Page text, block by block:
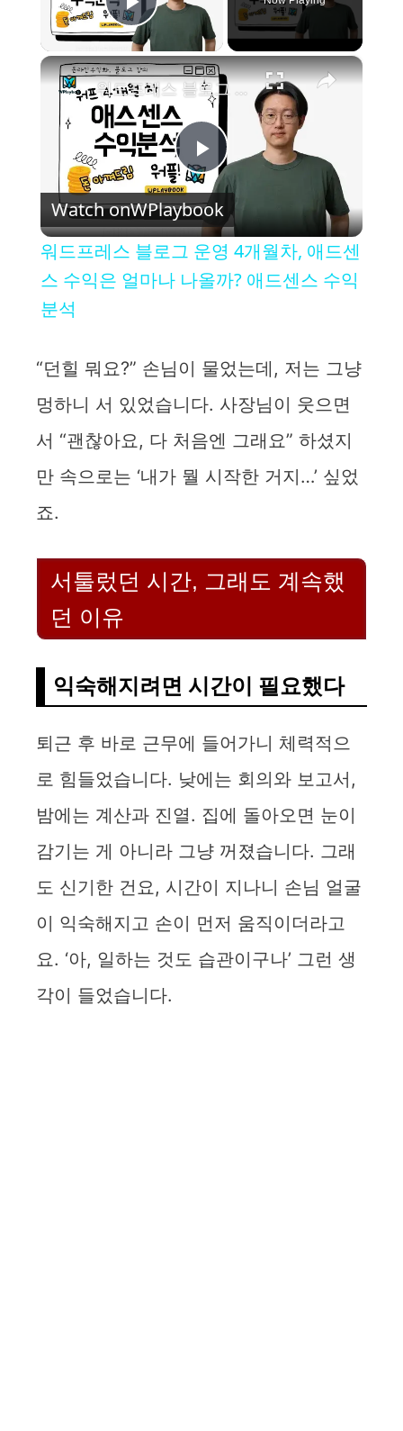
Play Video
×
P
l
a
V
i
e
워드프레스 블로그 운영 4개월차, 애드센스 수익은 얼마나 나올까? 애드센스 수익 분석
Watch onWPlaybook
워드프레스 블로그 운영 4개월차, 애드센
스 수익은 얼마나 나올까? 애드센스 수익
분석
“던힐 뭐요?” 손님이 물었는데, 저는 그냥
멍하니 서 있었습니다. 사장님이 웃으면
서 “괜찮아요, 다 처음엔 그래요” 하셨지
만 속으로는 ‘내가 뭘 시작한 거지…’ 싶었
죠.
서툴렀던 시간, 그래도 계속했
던 이유
익숙해지려면 시간이 필요했다
퇴근 후 바로 근무에 들어가니 체력적으
로 힘들었습니다. 낮에는 회의와 보고서,
밤에는 계산과 진열. 집에 돌아오면 눈이
감기는 게 아니라 그냥 꺼졌습니다. 그래
도 신기한 건요, 시간이 지나니 손님 얼굴
이 익숙해지고 손이 먼저 움직이더라고
요. ‘아, 일하는 것도 습관이구나’ 그런 생
각이 들었습니다.